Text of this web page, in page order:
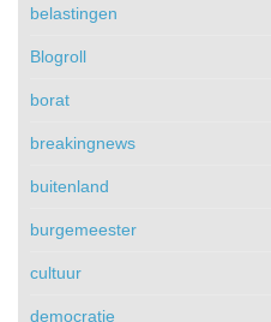
belastingen
Blogroll
borat
breakingnews
buitenland
burgemeester
cultuur
democratie